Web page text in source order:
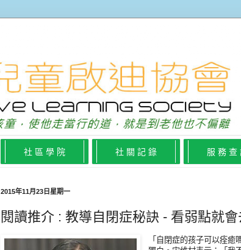
社 區 學 院 社 關 記 錄 服 務 查
2015年11月23日星期一
閱讀推介 : 教導自閉症秘訣 - 看弱點就
「自閉症的孩子可以痊